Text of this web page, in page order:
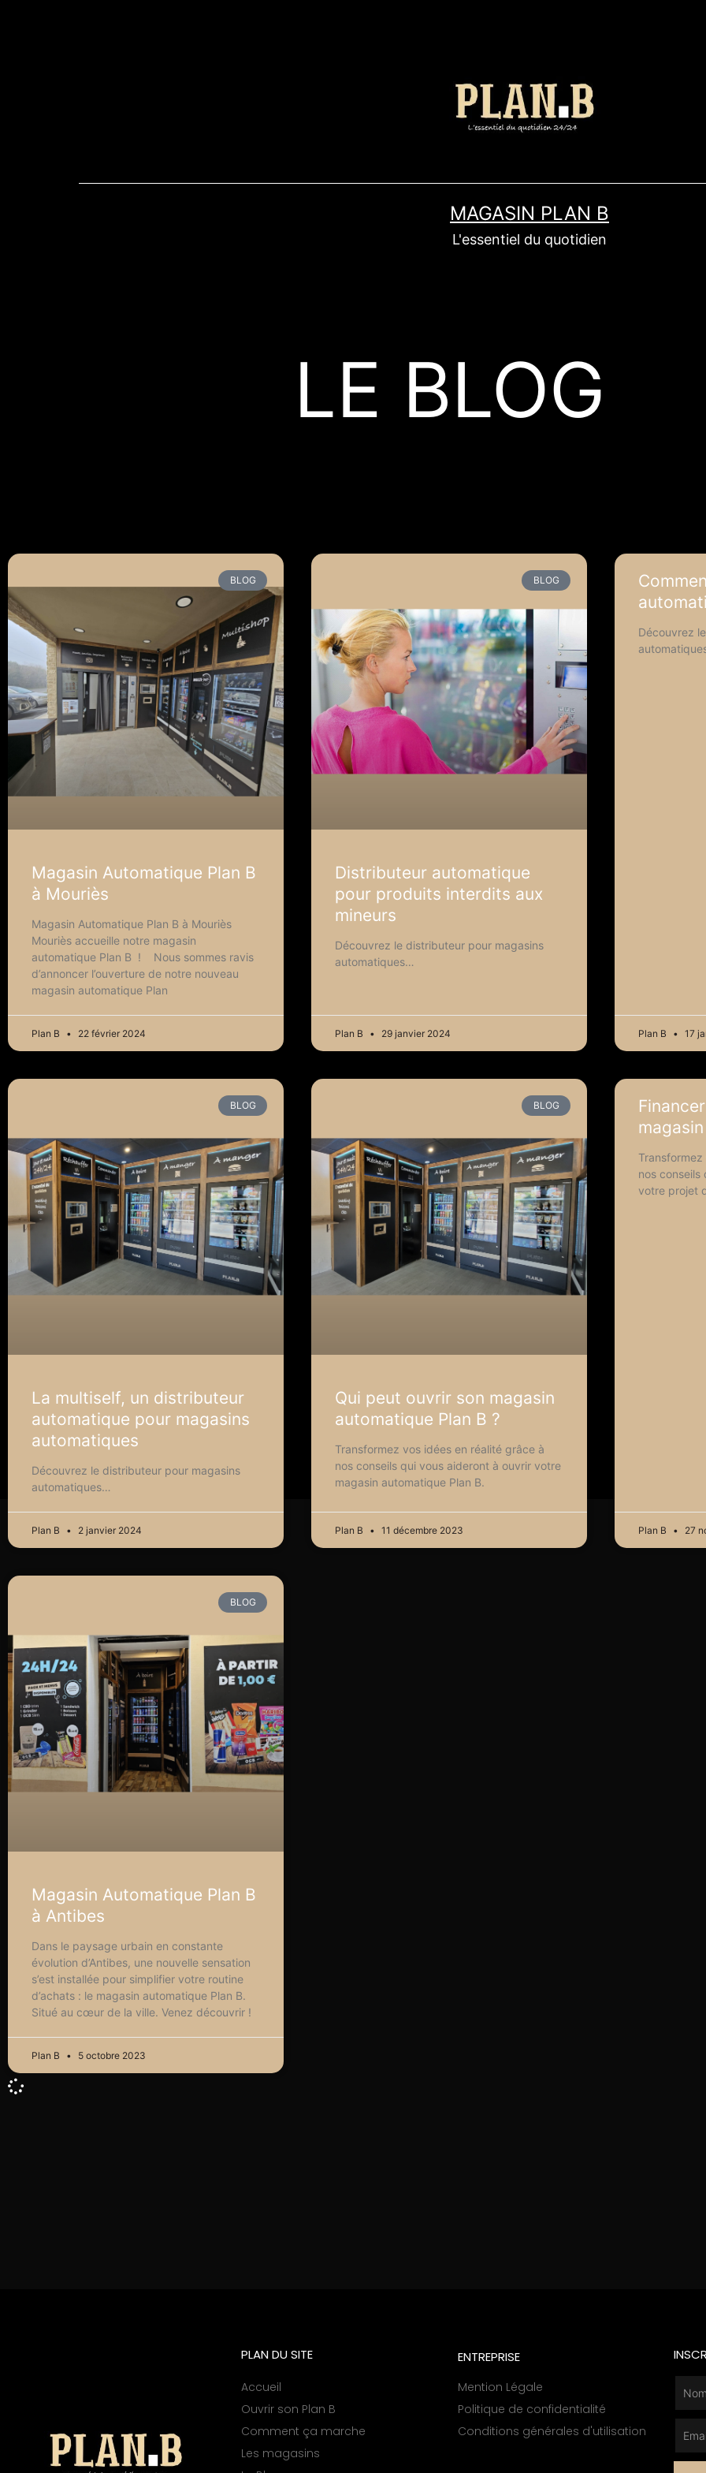
MAGASIN PLAN B
L'essentiel du quotidien
LE BLOG
BLOG
Magasin Automatique Plan B
à Mouriès
Magasin Automatique Plan B à Mouriès
Mouriès accueille notre magasin
automatique Plan B ! Nous sommes ravis
d’annoncer l’ouverture de notre nouveau
magasin automatique Plan
Plan B 22 février 2024
BLOG
Distributeur automatique
pour produits interdits aux
mineurs
Découvrez le distributeur pour magasins
automatiques…
Plan B 29 janvier 2024
Découvrez
Plan B 17
BLOG
La multiself, un distributeur
automatique pour magasins
automatiques
Découvrez le distributeur pour magasins
automatiques…
Plan B 2 janvier 2024
BLOG
Qui peut ouvrir son magasin
automatique Plan B ?
Transformez vos idées en réalité grâce à
nos conseils qui vous aideront à ouvrir votre
magasin automatique Plan B.
Plan B 11 décembre 2023
nos conseils
votre projet
Plan B 27
BLOG
Magasin Automatique Plan B
à Antibes
Dans le paysage urbain en constante
évolution d’Antibes, une nouvelle sensation
s’est installée pour simplifier votre routine
d’achats : le magasin automatique Plan B.
Situé au cœur de la ville. Venez découvrir !
Plan B 5 octobre 2023
PLAN DU SITE
Accueil
Ouvrir son Plan B
Comment ça marche
Les magasins
ENTREPRISE
Mention Légale
Politique de confidentialité
Conditions générales d'utilisation